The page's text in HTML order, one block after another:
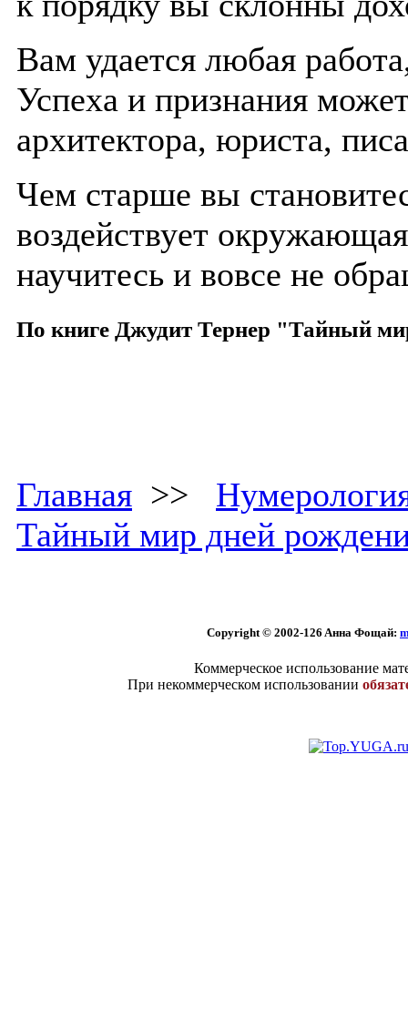
Вам удается любая
Успеха и признания
архитектора, юриста,
Чем старше вы
воздействует
научитесь и вовсе не
По книге Джудит Тернер "Тайный
Главная >>
Тайный мир дней
Copyright © 2002-126 Aннa Фoщaй:
Коммерческое использование
При некоммерческом использовании